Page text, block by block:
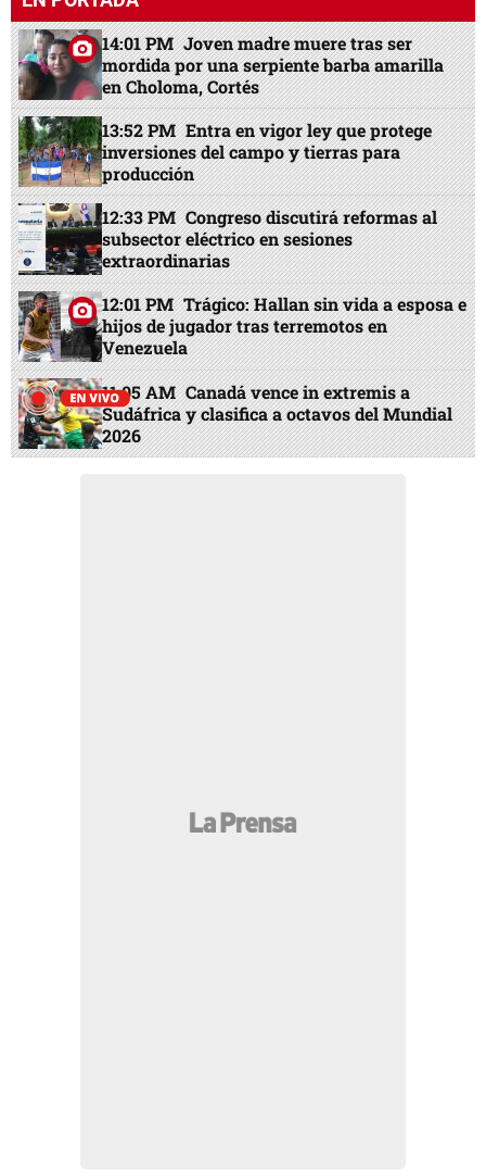
14:01 PM Joven madre muere tras ser
mordida por una serpiente barba amarilla
en Choloma, Cortés
13:52 PM Entra en vigor ley que protege
inversiones del campo y tierras para
producción
12:33 PM Congreso discutirá reformas al
subsector eléctrico en sesiones
extraordinarias
12:01 PM Trágico: Hallan sin vida a esposa e
hijos de jugador tras terremotos en
Venezuela
11:05 AM Canadá vence in extremis a
Sudáfrica y clasifica a octavos del Mundial
2026